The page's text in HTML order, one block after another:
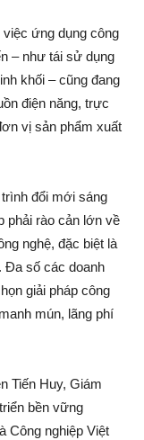
ứng dụng công
– như tái sử dụng
khối – cũng đang
điện năng, trực
vị sản phẩm xuất
đổi mới sáng
phải rào cản lớn về
nghệ, đặc biệt là
Đa số các doanh
giải pháp công
mún, lãng phí
Tiến Huy, Giám
bền vững
Công nghiệp Việt